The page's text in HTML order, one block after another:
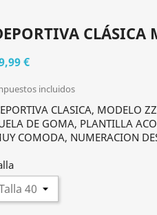
CLÁSICA
€
incluidos
CLASICA, MODELO
DE GOMA, PLANTILLA
COMODA, NUMERACION